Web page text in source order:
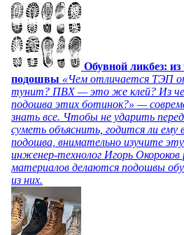
Обувной ликбез:
подошвы «Чем отличается ТЭП
тунит? ПВХ — это же клей? Из
подошва этих ботинок?» —
знать все. Чтобы не ударить
суметь объяснить, годится ли ему
подошва, внимательно изучите
инженер-технолог Игорь Окороков
материалов делаются подошвы
из них.